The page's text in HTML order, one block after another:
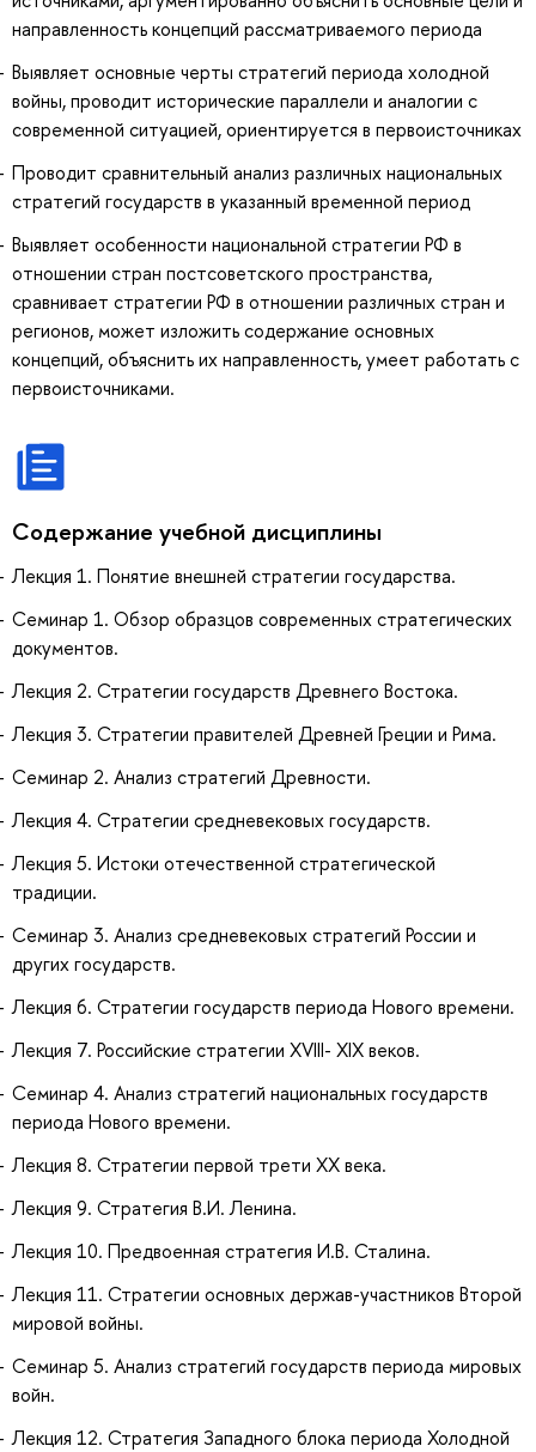
направленность концепций рассматриваемого периода
Выявляет основные черты стратегий периода холодной
войны, проводит исторические параллели и аналогии с
современной ситуацией, ориентируется в первоисточниках
Проводит сравнительный анализ различных национальных
стратегий государств в указанный временной период
Выявляет особенности национальной стратегии РФ в
отношении стран постсоветского пространства,
сравнивает стратегии РФ в отношении различных стран и
регионов, может изложить содержание основных
концепций, объяснить их направленность, умеет работать с
первоисточниками.
Содержание учебной дисциплины
Лекция 1. Понятие внешней стратегии государства.
Семинар 1. Обзор образцов современных стратегических
документов.
Лекция 2. Стратегии государств Древнего Востока.
Лекция 3. Стратегии правителей Древней Греции и Рима.
Семинар 2. Анализ стратегий Древности.
Лекция 4. Стратегии средневековых государств.
Лекция 5. Истоки отечественной стратегической
традиции.
Семинар 3. Анализ средневековых стратегий России и
других государств.
Лекция 6. Стратегии государств периода Нового времени.
Лекция 7. Российские стратегии XVIII- XIX веков.
Семинар 4. Анализ стратегий национальных государств
периода Нового времени.
Лекция 8. Стратегии первой трети ХХ века.
Лекция 9. Стратегия В.И. Ленина.
Лекция 10. Предвоенная стратегия И.В. Сталина.
Лекция 11. Стратегии основных держав-участников Второй
мировой войны.
Семинар 5. Анализ стратегий государств периода мировых
войн.
Лекция 12. Стратегия Западного блока периода Холодной